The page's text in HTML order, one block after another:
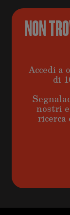
NON
Accedi a
di
nostri
ricerca